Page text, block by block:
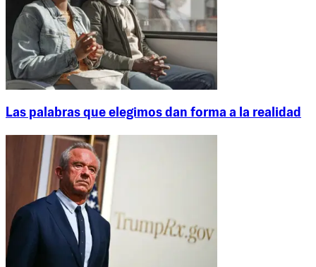
Las palabras que elegimos dan forma a la realidad